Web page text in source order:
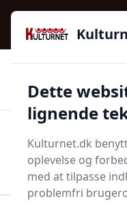
Kulturnet - Alt Det
2016
97 kategorier 👍Kun
Start søgning
Start søgning
Dette
lignende
Kulturnet.dk
oplevelse og
med at tilpasse
problemfri